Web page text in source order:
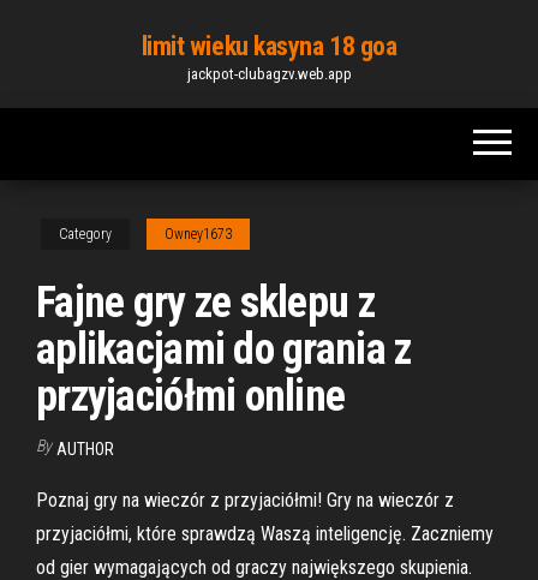
content
limit wieku kasyna 18 goa
jackpot-clubagzv.web.app
Category Owney1673
Fajne gry ze sklepu z
aplikacjami do grania z
przyjaciółmi online
By AUTHOR
Poznaj gry na wieczór z przyjaciółmi! Gry na wieczór z
przyjaciółmi, które sprawdzą Waszą inteligencję. Zaczniemy
od gier wymagających od graczy największego skupienia.